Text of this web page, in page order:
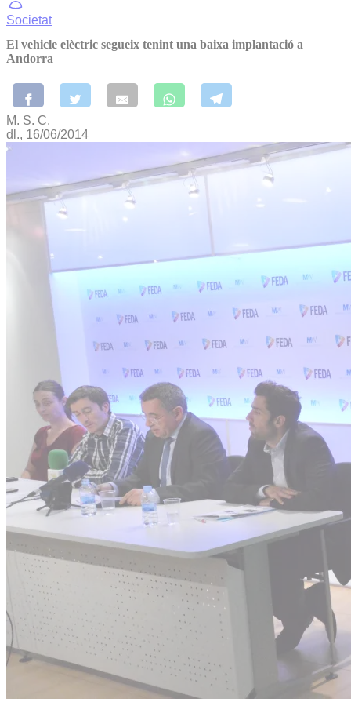
Societat
El vehicle elèctric segueix tenint una baixa implantació a
Andorra
M. S. C.
dl., 16/06/2014